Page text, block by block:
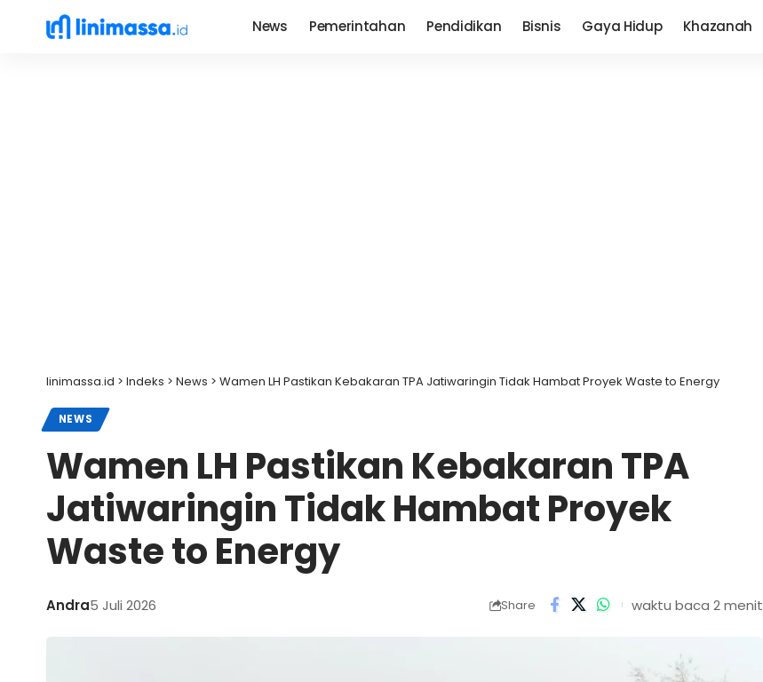
News Pemerintahan Pendidikan Bisnis Gaya Hidup Khazanah
linimassa.id > Indeks > News > Wamen LH Pastikan Kebakaran TPA Jatiwaringin Tidak Hambat Proyek Waste to Energy
NEWS
Wamen LH Pastikan Kebakaran TPA
Jatiwaringin Tidak Hambat Proyek
Waste to Energy
Andra5 Juli 2026 Share waktu baca 2 menit